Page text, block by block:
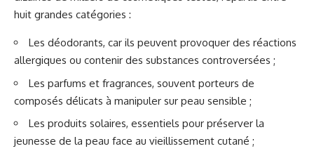
huit grandes catégories :
Les déodorants, car ils peuvent provoquer des réactions
allergiques ou contenir des substances controversées ;
Les parfums et fragrances, souvent porteurs de
composés délicats à manipuler sur peau sensible ;
Les produits solaires, essentiels pour préserver la
jeunesse de la peau face au vieillissement cutané ;